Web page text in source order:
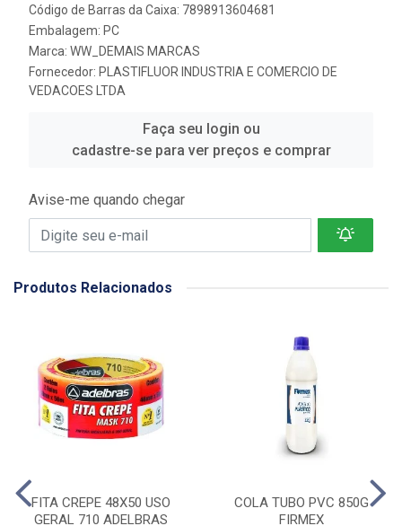
Código de Barras da Caixa: 7898913604681
Embalagem: PC
Marca: WW_DEMAIS MARCAS
Fornecedor: PLASTIFLUOR INDUSTRIA E COMERCIO DE
VEDACOES LTDA
Faça seu login ou
cadastre-se para ver preços e comprar
Avise-me quando chegar
Produtos Relacionados
FITA CREPE 48X50 USO
GERAL 710 ADELBRAS
COLA TUBO PVC 850G
FIRMEX